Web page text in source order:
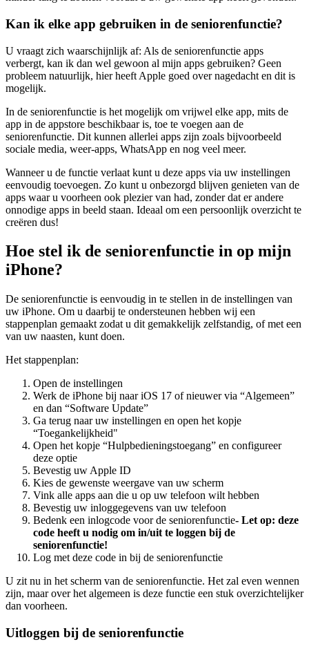
Kan ik elke app gebruiken in de seniorenfunctie?
U vraagt zich waarschijnlijk af: Als de seniorenfunctie apps
verbergt, kan ik dan wel gewoon al mijn apps gebruiken? Geen
probleem natuurlijk, hier heeft Apple goed over nagedacht en dit is
mogelijk.
In de seniorenfunctie is het mogelijk om vrijwel elke app, mits de
app in de appstore beschikbaar is, toe te voegen aan de
seniorenfunctie. Dit kunnen allerlei apps zijn zoals bijvoorbeeld
sociale media, weer-apps, WhatsApp en nog veel meer.
Wanneer u de functie verlaat kunt u deze apps via uw instellingen
eenvoudig toevoegen. Zo kunt u onbezorgd blijven genieten van de
apps waar u voorheen ook plezier van had, zonder dat er andere
onnodige apps in beeld staan. Ideaal om een persoonlijk overzicht te
creëren dus!
Hoe stel ik de seniorenfunctie in op mijn
iPhone?
De seniorenfunctie is eenvoudig in te stellen in de instellingen van
uw iPhone. Om u daarbij te ondersteunen hebben wij een
stappenplan gemaakt zodat u dit gemakkelijk zelfstandig, of met een
van uw naasten, kunt doen.
Het stappenplan:
Open de instellingen
Werk de iPhone bij naar iOS 17 of nieuwer via “Algemeen”
en dan “Software Update”
Ga terug naar uw instellingen en open het kopje
“Toegankelijkheid"
Open het kopje “Hulpbedieningstoegang” en configureer
deze optie
Bevestig uw Apple ID
Kies de gewenste weergave van uw scherm
Vink alle apps aan die u op uw telefoon wilt hebben
Bevestig uw inloggegevens van uw telefoon
Bedenk een inlogcode voor de seniorenfunctie- Let op: deze
code heeft u nodig om in/uit te loggen bij de
seniorenfunctie!
Log met deze code in bij de seniorenfunctie
U zit nu in het scherm van de seniorenfunctie. Het zal even wennen
zijn, maar over het algemeen is deze functie een stuk overzichtelijker
dan voorheen.
Uitloggen bij de seniorenfunctie